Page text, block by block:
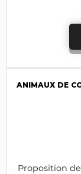
ANIMAUX DE
Proposition